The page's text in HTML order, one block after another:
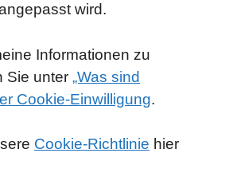
wird.
Informationen zu
Sie unter „Was sind
Cookie-Einwilligung.
Cookie-Richtlinie hier